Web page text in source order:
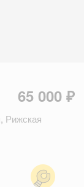
65 000 ₽
, Рижская